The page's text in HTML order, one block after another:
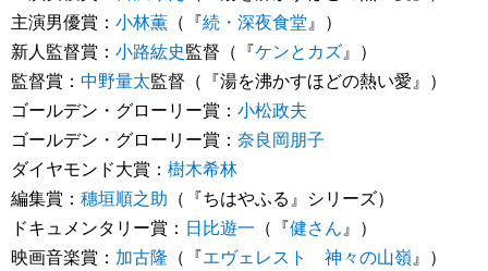
主演男優賞： 小林薫 （『続・深夜食堂』）
新人監督賞： 小路紘史監督（『ケンとカズ』）
監督賞： 中野量太監督（『湯を沸かすほどの熱い愛』）
ゴールデン・グローリー賞： 小松政夫
ゴールデン・グローリー賞： 奈良岡朋子
ダイヤモンド大賞： 樹木希林
編集賞： 穗垣順之助 （『ちはやふる』シリーズ）
ドキュメンタリー賞： 日比遊一 （『健さん』）
映画音楽賞： 加古隆 （『エヴェレスト 神々の山嶺』）